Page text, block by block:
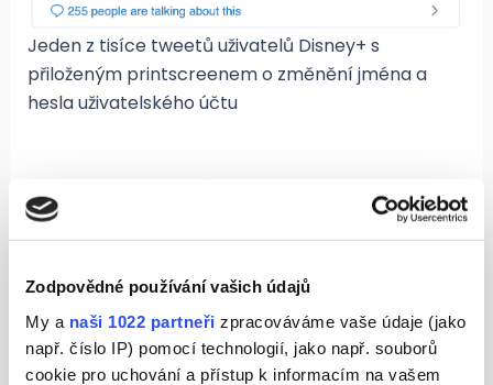
Zodpovědné používání vašich údajů
My a naši 1022 partneři zpracováváme vaše údaje (jako
např. číslo IP) pomocí technologií, jako např. souborů
cookie pro uchování a přístup k informacím na vašem
Jeden z tisíce tweetů uživatelů Disney+ s
přiloženým printscreenem o změnění jména a
hesla uživatelského účtu
Disney není sám
bojují jiné streamingové služby.
Amazon Prime, Hulu a Netflix. Hackeři stále uvádějí
nové účty, protože poptávka po nich je velká.